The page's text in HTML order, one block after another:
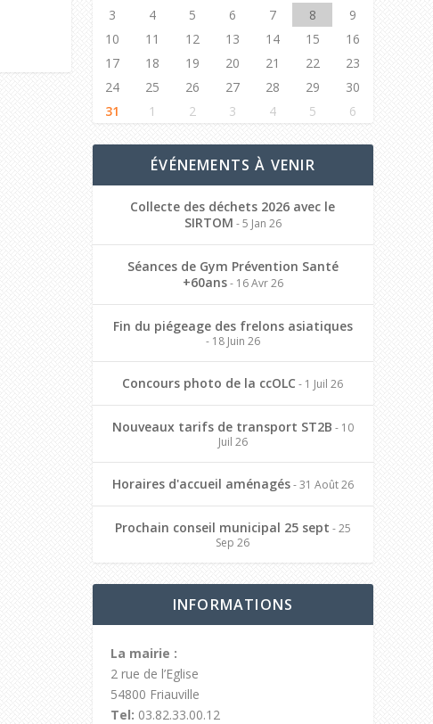
3
4 5 6 7 8
9
10
11 12 13 14 15
16
17
18 19 20 21 22
23
24
25 26 27 28 29
30
31
1 2 3 4 5 6
ÉVÉNEMENTS À VENIR
Collecte des déchets 2026 avec le
SIRTOM - 5 Jan 26
Séances de Gym Prévention Santé
+60ans- 16 Avr 26
Fin du piégeage des frelons asiatiques
- 18 Juin 26
Concours photo de la ccOLC - 1 Juil 26
Nouveaux tarifs de transport ST2B - 10
Juil 26
Horaires d'accueil aménagés- 31 Août 26
Prochain conseil municipal 25 sept - 25
Sep 26
INFORMATIONS
La mairie :
2 rue de l’Eglise
54800 Friauville
Tel: 03.82.33.00.12